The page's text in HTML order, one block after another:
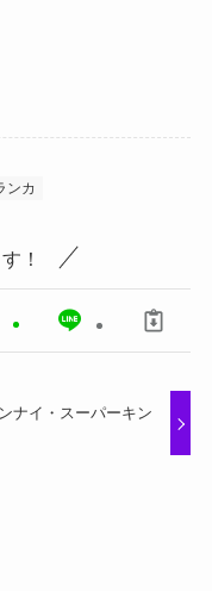
ンカ
！
ナイ・スーパーキン